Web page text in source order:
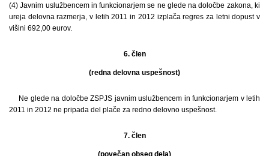
(4) Javnim uslužbencem in funkcionarjem se ne glede na določbe zakona, ki
ureja delovna razmerja, v letih 2011 in 2012 izplača regres za letni dopust v
višini 692,00 eurov.
6. člen
(redna delovna uspešnost)
Ne glede na določbe ZSPJS javnim uslužbencem in funkcionarjem v letih
2011 in 2012 ne pripada del plače za redno delovno uspešnost.
7. člen
(povečan obseg dela)